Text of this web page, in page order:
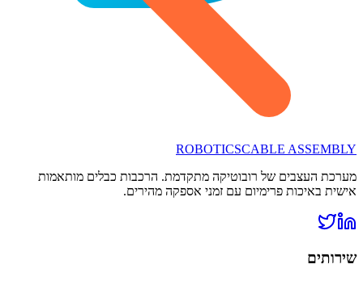
ROBOTICSCABLE ASSEMBLY
מערכת העצבים של רובוטיקה מתקדמת. הרכבות כבלים מותאמות
אישית באיכות פרימיום עם זמני אספקה מהירים.
שירותים